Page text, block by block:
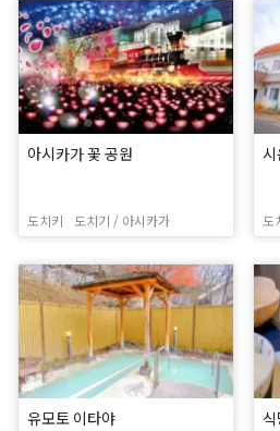
아시카가 꽃 공원
도치키 도치기 / 아시카가 도
유모토 이타야